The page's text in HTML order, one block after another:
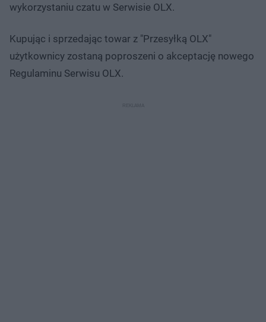
wykorzystaniu czatu w Serwisie OLX.
Kupując i sprzedając towar z "Przesyłką OLX"
użytkownicy zostaną poproszeni o akceptację nowego
Regulaminu Serwisu OLX.